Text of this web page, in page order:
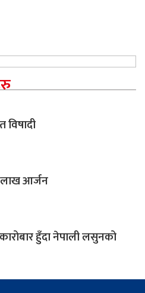
विषादी
लाख आर्जन
हुँदा नेपाली लसुनको